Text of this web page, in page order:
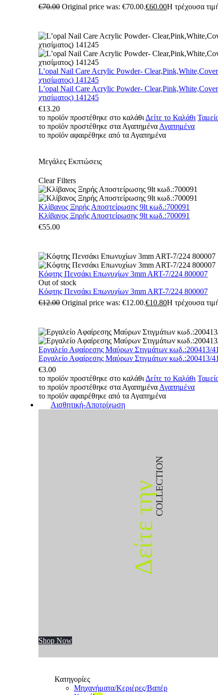
€70.00 Original price was: €70.00.€60.00Η τρέχουσα
L’opal Nail Care Acrylic Powder-
χτισίματος) 141245
L’opal Nail Care Acrylic Powder-
χτισίματος) 141245
€13.20
το προϊόν προστέθηκε στο καλάθι Δείτε το Καλάθι
το προϊόν προστέθηκε στα Αγαπημένα Αγαπημένα
το προϊόν αφαιρέθηκε από τα Αγαπημένα
Μεγάλες Εκπτώσεις
Clear Filters
Κλίβανος Ξηρής Αποστείρωσης 9lt κωδ.:700091
Κλίβανος Ξηρής Αποστείρωσης 9lt κωδ.:700091
€55.00
Κόφτης Πενσάκι Επωνυχίων 3mm ART-7/224 800007
Out of stock
Κόφτης Πενσάκι Επωνυχίων 3mm ART-7/224 800007
€12.00 Original price was: €12.00.€10.80Η τρέχουσα
Εργαλείο Αφαίρεσης Μαύρων Στιγμάτων κωδ.:200413/
Εργαλείο Αφαίρεσης Μαύρων Στιγμάτων κωδ.:200413/
€3.00
το προϊόν προστέθηκε στο καλάθι Δείτε το Καλάθι
το προϊόν προστέθηκε στα Αγαπημένα Αγαπημένα
το προϊόν αφαιρέθηκε από τα Αγαπημένα
Αισθητική-Αποτρίχωση
Δείτε τηνCOLLECTION
Shop Now
Κατηγορίες
Μηχανήματα/Κεριέρες/Βαπέρ